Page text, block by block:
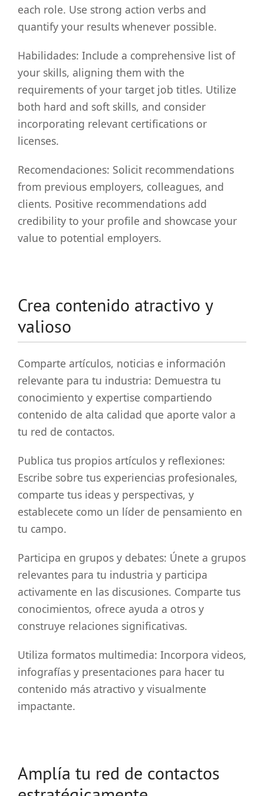
each role. Use strong action verbs and
quantify your results whenever possible.
Habilidades: Include a comprehensive list of
your skills, aligning them with the
requirements of your target job titles. Utilize
both hard and soft skills, and consider
incorporating relevant certifications or
licenses.
Recomendaciones: Solicit recommendations
from previous employers, colleagues, and
clients. Positive recommendations add
credibility to your profile and showcase your
value to potential employers.
Crea contenido atractivo y
valioso
Comparte artículos, noticias e información
relevante para tu industria: Demuestra tu
conocimiento y expertise compartiendo
contenido de alta calidad que aporte valor a
tu red de contactos.
Publica tus propios artículos y reflexiones:
Escribe sobre tus experiencias profesionales,
comparte tus ideas y perspectivas, y
establecete como un líder de pensamiento en
tu campo.
Participa en grupos y debates: Únete a grupos
relevantes para tu industria y participa
activamente en las discusiones. Comparte tus
conocimientos, ofrece ayuda a otros y
construye relaciones significativas.
Utiliza formatos multimedia: Incorpora videos,
infografías y presentaciones para hacer tu
contenido más atractivo y visualmente
impactante.
Amplía tu red de contactos